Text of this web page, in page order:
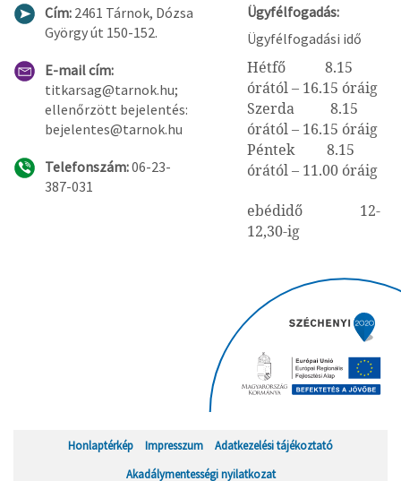
Cím: 2461 Tárnok, Dózsa
György út 150-152.
E-mail cím:
titkarsag@tarnok.hu;
ellenőrzött bejelentés:
bejelentes@tarnok.hu
Telefonszám:06-23-
387-031
Ügyfélfogadás:
Ügyfélfogadási idő
Hétfő 8.15
órától – 16.15 óráig
Szerda 8.15
órától – 16.15 óráig
Péntek 8.15
órától – 11.00 óráig
ebédidő 12-
12,30-ig
Honlaptérkép Impresszum
Adatkezelési tájékoztató
Akadálymentességi nyilatkozat